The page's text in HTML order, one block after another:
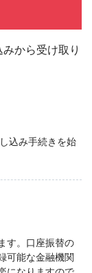
から受け取り
込み手続きを始
す。口座振替の
可能な金融機関